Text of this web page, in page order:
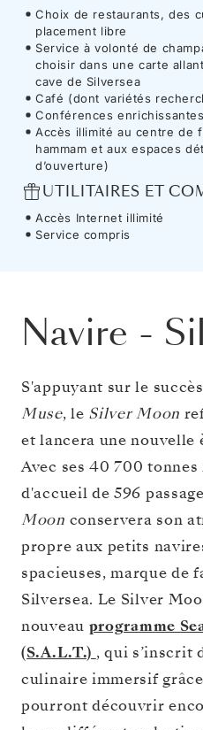
Choix de restaurants, des
placement libre
Service à volonté de
choisir dans une carte
cave de Silversea
Café (dont variétés
Conférences
Accès illimité au centre de
hammam et aux espaces
d’ouverture)
UTILITAIRES ET
Accès Internet illimité
Service compris
Navire -
S'appuyant sur le
Muse, le Silver Moon
et lancera une nouvelle
Avec ses 40 700
d'accueil de 596
Moon conservera son
propre aux petits
spacieuses, marque de
Silversea. Le Silver
nouveau programme
(S.A.L.T.) , qui s’inscrit
culinaire immersif
pourront découvrir